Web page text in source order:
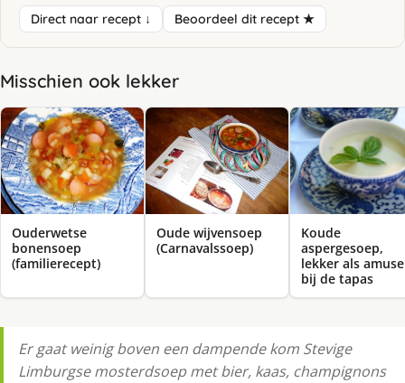
Direct naar recept ↓ Beoordeel dit recept ★
Misschien ook lekker
Ouderwetse
bonensoep
(familierecept)
Oude wijvensoep
(Carnavalssoep)
Koude
aspergesoep,
lekker als
bij de tapas
Er gaat weinig boven een dampende kom Stevige
Limburgse mosterdsoep met bier, kaas, champignons